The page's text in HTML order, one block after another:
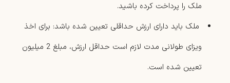
ملک را پرداخت کرده باشید.
ملک باید دارای ارزش حداقلی تعیین ‌شده باشد: برای اخذ
ویزای طولانی ‌مدت لازم است حداقل ارزش، مبلغ 2 میلیون
تعیین شده است.